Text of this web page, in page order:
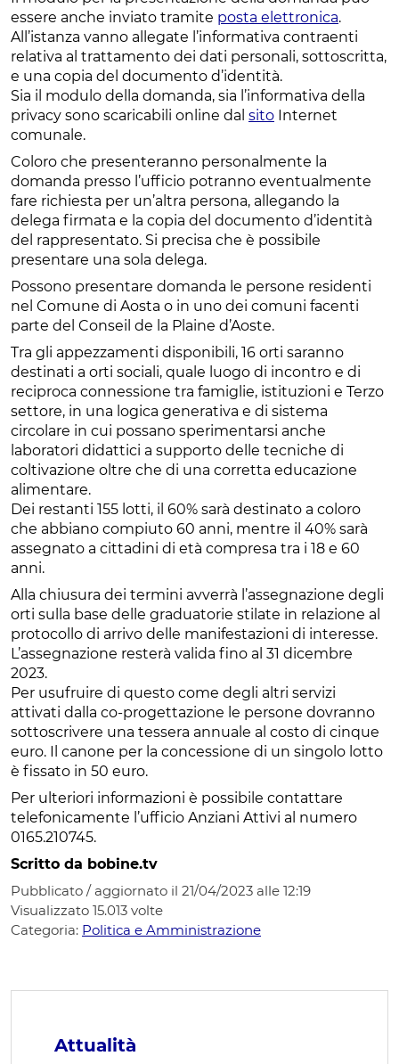
essere anche inviato tramite posta elettronica.
All’istanza vanno allegate l’informativa contraenti
relativa al trattamento dei dati personali, sottoscritta,
e una copia del documento d’identità.
Sia il modulo della domanda, sia l’informativa della
privacy sono scaricabili online dal sito Internet
comunale.
Coloro che presenteranno personalmente la
domanda presso l’ufficio potranno eventualmente
fare richiesta per un’altra persona, allegando la
delega firmata e la copia del documento d’identità
del rappresentato. Si precisa che è possibile
presentare una sola delega.
Possono presentare domanda le persone residenti
nel Comune di Aosta o in uno dei comuni facenti
parte del Conseil de la Plaine d’Aoste.
Tra gli appezzamenti disponibili, 16 orti saranno
destinati a orti sociali, quale luogo di incontro e di
reciproca connessione tra famiglie, istituzioni e Terzo
settore, in una logica generativa e di sistema
circolare in cui possano sperimentarsi anche
laboratori didattici a supporto delle tecniche di
coltivazione oltre che di una corretta educazione
alimentare.
Dei restanti 155 lotti, il 60% sarà destinato a coloro
che abbiano compiuto 60 anni, mentre il 40% sarà
assegnato a cittadini di età compresa tra i 18 e 60
anni.
Alla chiusura dei termini avverrà l’assegnazione degli
orti sulla base delle graduatorie stilate in relazione al
protocollo di arrivo delle manifestazioni di interesse.
L’assegnazione resterà valida fino al 31 dicembre
2023.
Per usufruire di questo come degli altri servizi
attivati dalla co-progettazione le persone dovranno
sottoscrivere una tessera annuale al costo di cinque
euro. Il canone per la concessione di un singolo lotto
è fissato in 50 euro.
Per ulteriori informazioni è possibile contattare
telefonicamente l’ufficio Anziani Attivi al numero
0165.210745.
Scritto da bobine.tv
Pubblicato / aggiornato il 21/04/2023 alle 12:19
Visualizzato 15.013 volte
Categoria: Politica e Amministrazione
Attualità